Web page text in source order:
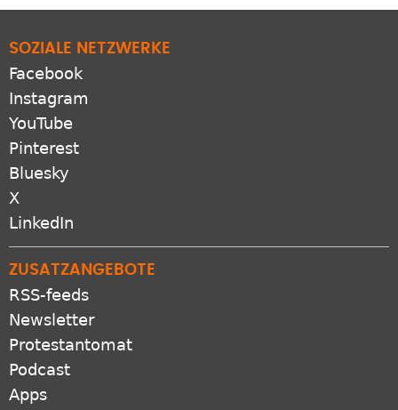
SOZIALE NETZWERKE
Facebook
Instagram
YouTube
Pinterest
Bluesky
X
LinkedIn
ZUSATZANGEBOTE
RSS-feeds
Newsletter
Protestantomat
Podcast
Apps